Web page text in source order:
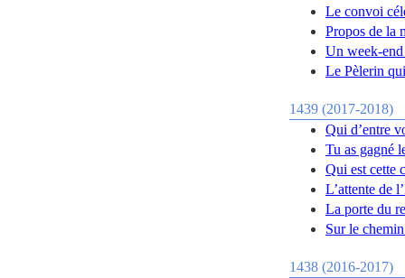
Le convoi
Propos de la
Un week-
Le Pèlerin
1439 (2017-2018)
Qui d’entre
Tu as gagné
Qui est cette
L’attente de
La porte du
Sur le
1438 (2016-2017)